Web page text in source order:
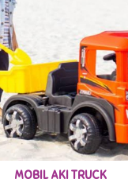
MOBIL AKI TRUCK